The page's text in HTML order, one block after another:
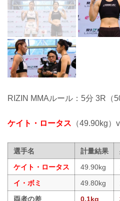
RIZIN MMAルール：5分 3R（
ケイト・ロータス （49.90kg）
選手名 計量結果
ケイト・ロータス
49.90kg
イ・ボミ
49.80kg
両者の差
0.1kg